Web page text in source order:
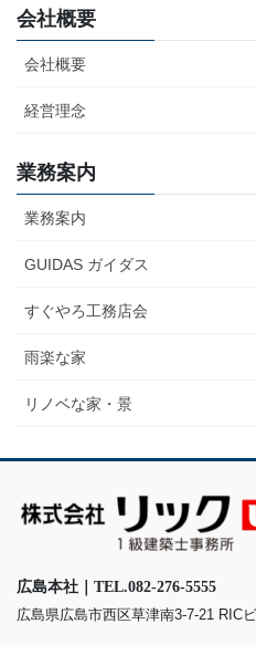
会社概要
会社概要
経営理念
業務案内
業務案内
GUIDAS ガイダス
すぐやろ工務店会
雨楽な家
リノベな家・景
広島本社｜TEL.082-276-5555
広島県広島市西区草津南3-7-21 RIC